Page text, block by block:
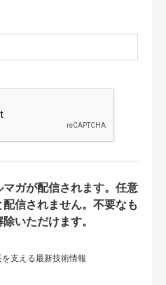
ガが配信されます。任意
信されません。不要なも
いただけます。
支える最新技術情報